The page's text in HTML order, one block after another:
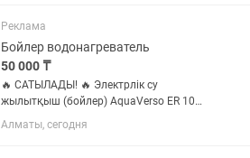
Реклама
Бойлер водонагреватель
50 000 ₸
🔥 САТЫЛАДЫ! 🔥 Электрлік су
жылытқыш (бойлер) AquaVerso ER 105
V ✅ Көлемі – 105 литр ✅ Тік
(вертикалды) орнатылады ✅ Үлкен
Алматы, сегодня